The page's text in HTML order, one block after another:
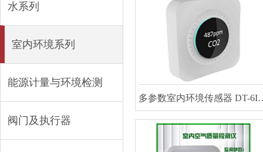
水系列
室内环境系列
能源计量与环境检测
阀门及执行器
多参数室内